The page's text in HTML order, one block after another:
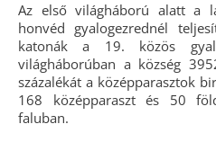
Az első világháború alatt a
honvéd gyalogezrednél
katonák a 19. közös
világháborúban a község
százalékát a középparasztok
168 középparaszt és 50
faluban.